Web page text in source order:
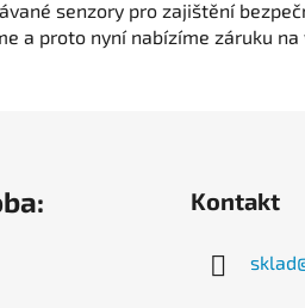
senzory pro zajištění
a proto nyní nabízíme záruku na
Kontakt
sklad